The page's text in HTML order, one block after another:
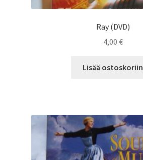
Ray (DVD)
4,00 €
Lisää ostoskoriin